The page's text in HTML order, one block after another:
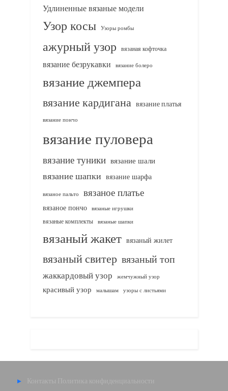
Удлиненные вязаные модели
Узор косы Узоры ромбы
ажурный узор вязаная кофточка
вязание безрукавки вязание болеро
вязание джемпера
вязание кардигана вязание платья
вязание пончо
вязание пуловера
вязание туники вязание шали
вязание шапки вязание шарфа
вязаное пальто вязаное платье
вязаное пончо вязаные игрушки
вязаные комплекты
вязаные шапки
вязаный жакет вязаный жилет
вязаный свитер вязаный топ
жаккардовый узор жемчужный узор
красивый узор малышам узоры с листьями
Контакты Политика конфиденциальности